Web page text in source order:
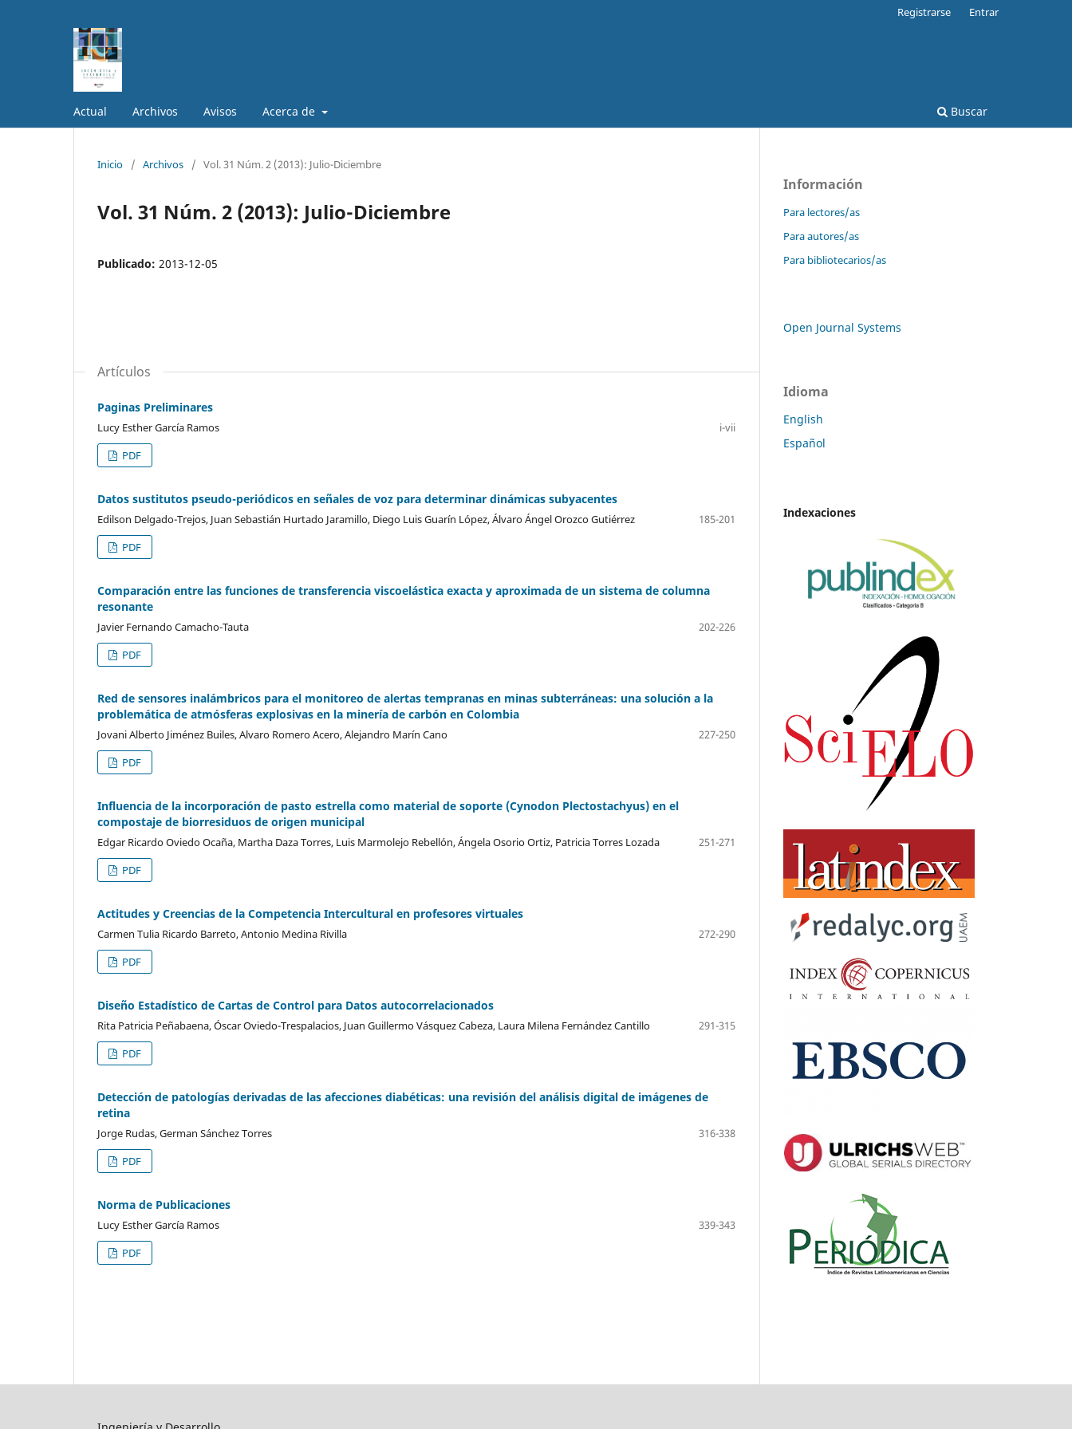
Actual Archivos Avisos Acerca de Buscar
Registrarse Entrar
Inicio / Archivos / Vol. 31 Núm. 2 (2013): Julio-Diciembre
Vol. 31 Núm. 2 (2013): Julio-Diciembre
Publicado: 2013-12-05
Artículos
Paginas Preliminares
Lucy Esther García Ramos
i-vii
PDF
Datos sustitutos pseudo-periódicos en señales de voz para determinar dinámicas subyacentes
Edilson Delgado-Trejos, Juan Sebastián Hurtado Jaramillo, Diego Luis Guarín López, Álvaro Ángel Orozco Gutiérrez
185-201
PDF
Comparación entre las funciones de transferencia viscoelástica exacta y aproximada de un sistema de columna
resonante
Javier Fernando Camacho-Tauta
202-226
PDF
Red de sensores inalámbricos para el monitoreo de alertas tempranas en minas subterráneas: una solución a la
problemática de atmósferas explosivas en la minería de carbón en Colombia
Jovani Alberto Jiménez Builes, Alvaro Romero Acero, Alejandro Marín Cano
227-250
PDF
Influencia de la incorporación de pasto estrella como material de soporte (Cynodon Plectostachyus) en el
compostaje de biorresiduos de origen municipal
Edgar Ricardo Oviedo Ocaña, Martha Daza Torres, Luis Marmolejo Rebellón, Ángela Osorio Ortiz, Patricia Torres Lozada
251-271
PDF
Actitudes y Creencias de la Competencia Intercultural en profesores virtuales
Carmen Tulia Ricardo Barreto, Antonio Medina Rivilla
272-290
PDF
Diseño Estadístico de Cartas de Control para Datos autocorrelacionados
Rita Patricia Peñabaena, Óscar Oviedo-Trespalacios, Juan Guillermo Vásquez Cabeza, Laura Milena Fernández Cantillo
291-315
PDF
Detección de patologías derivadas de las afecciones diabéticas: una revisión del análisis digital de imágenes de
retina
Jorge Rudas, German Sánchez Torres
316-338
PDF
Norma de Publicaciones
Lucy Esther García Ramos
339-343
PDF
Información
Para lectores/as
Para autores/as
Para bibliotecarios/as
Open Journal Systems
Idioma
English
Español
Indexaciones